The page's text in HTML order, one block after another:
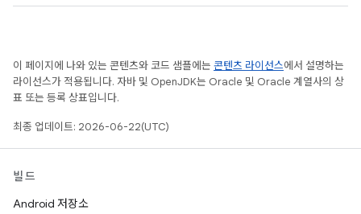
이 페이지에 나와 있는 콘텐츠와 코드 샘플에는 콘텐츠 라이선스에서 설명하는
라이선스가 적용됩니다. 자바 및 OpenJDK는 Oracle 및 Oracle 계열사의 상
표 또는 등록 상표입니다.
최종 업데이트: 2026-06-22(UTC)
빌드
Android 저장소